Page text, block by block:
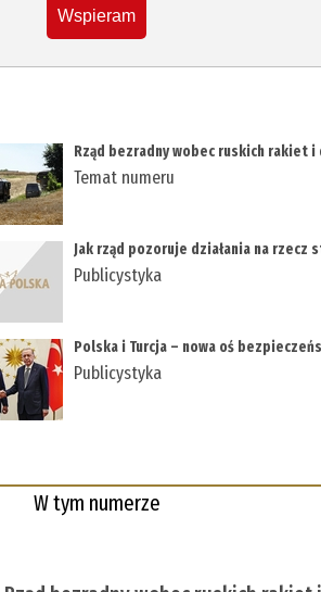
Wspieram
Rząd bezradny wobec ruskich rakiet i
Temat numeru
Jak rząd pozoruje działania na rzecz
Publicystyka
Polska i Turcja – nowa oś
Publicystyka
W tym numerze